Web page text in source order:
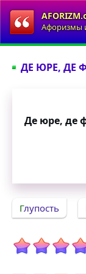
Афоризмы
ДЕ ЮРЕ, ДЕ
Де юре, де
Глупость